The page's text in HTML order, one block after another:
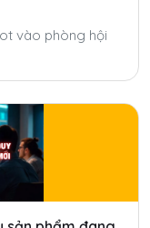
vào phòng hội